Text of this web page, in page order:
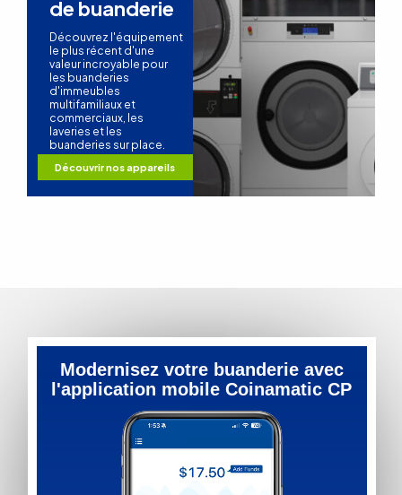
de buanderie
Découvrez l'équipement
le plus récent d'une
valeur incroyable pour
les buanderies
d'immeubles
multifamiliaux et
commerciaux, les
laveries et les
buanderies sur place.
Découvrir nos appareils
Modernisez votre buanderie avec
l'application mobile Coinamatic CP